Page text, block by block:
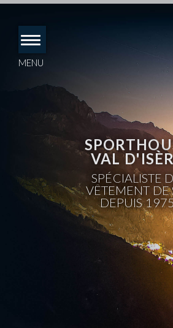
directement
contenu
MENU
VAL
SPÉCIALISTE
VÊTEMENT DE
DEPUIS